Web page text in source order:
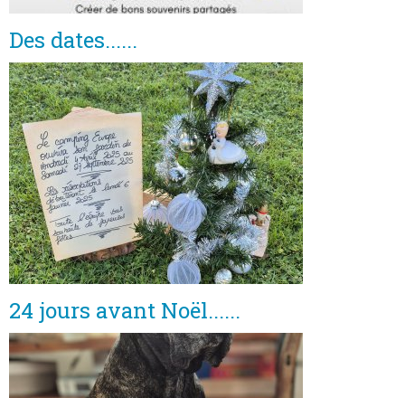
Des dates......
24 jours avant Noël......